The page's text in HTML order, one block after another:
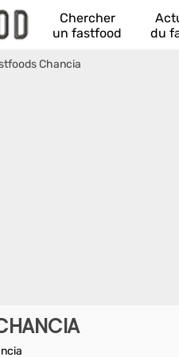
Chercher
un fastfood
du
Chancia